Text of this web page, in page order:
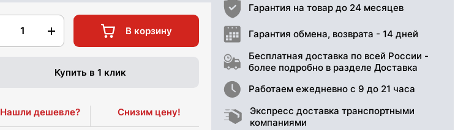
1 В корзину
Купить в 1 клик
Нашли дешевле? Снизим цену!
Гарантия на товар до 24 месяцев
Гарантия обмена, возврата - 14 дней
Бесплатная доставка по всей России -
более подробно в разделе Доставка
Работаем ежедневно с 9 до 21 часа
Экспресс доставка транспортными
компаниями